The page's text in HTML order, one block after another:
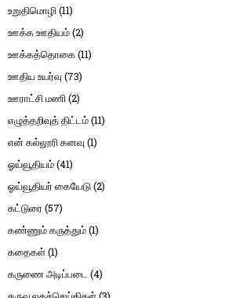
உறுதிமொழி(11)
ஊக்க ஊதியம்(2)
ஊக்கத்தொகை(11)
ஊதிய உயர்வு (73)
ஊராட்சி மணி(2)
எழுத்தறிவுத் திட்டம்(11)
என் கல்லூரி கனவு (1)
ஓய்வூதியம்(41)
ஓய்வூதியர் கையேடு(2)
கட்டுரை (57)
கண்ணும் கருத்தும்(1)
கதைகள்(1)
கருணை அடிப்படை (4)